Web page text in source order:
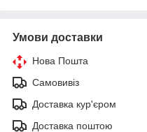
Умови доставки
Нова Пошта
Самовивіз
Доставка кур'єром
Доставка поштою